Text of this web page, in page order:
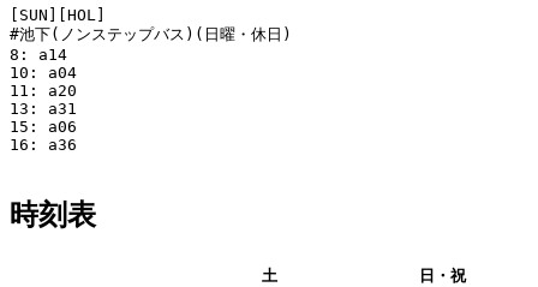
[SUN][HOL]
#池下(ノンステップバス)(日曜・休日)
8: a14
10: a04
11: a20
13: a31
15: a06
16: a36
時刻表
土 日・祝